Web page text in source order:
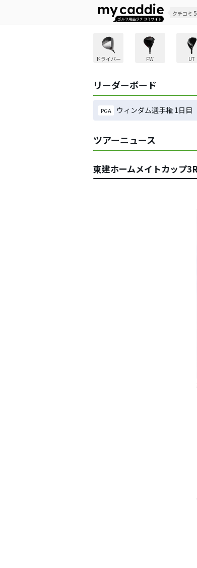
クチコミ
ドライバー FW UT
リーダーボード
PGA ウィンダム選手権 1日目
ツアーニュース
東建ホームメイトカップ